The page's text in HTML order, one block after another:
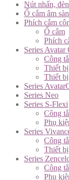
Nút nhấn,
Ổ cắm âm sàn
Phích cắm
Ổ cắm
Phích
Series Avatar
Công
Thiết
Thiết
Series
Series Neo
Series S-Flexi
Công
Phụ
Series
Công
Thiết
Series
Công
Phụ